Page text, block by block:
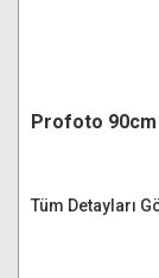
Profoto 90cm
Tüm Detayları